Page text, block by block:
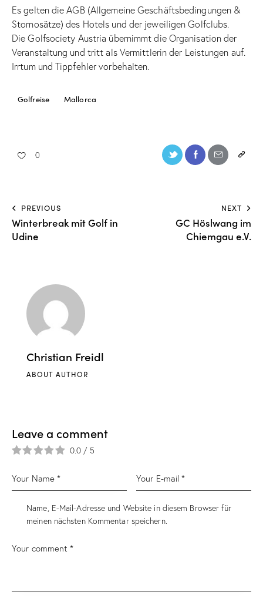
Es gelten die AGB (Allgemeine Geschäftsbedingungen &
Stornosätze) des Hotels und der jeweiligen Golfclubs.
Die Golfsociety Austria übernimmt die Organisation der
Veranstaltung und tritt als Vermittlerin der Leistungen auf.
Irrtum und Tippfehler vorbehalten.
Golfreise Mallorca
0
PREVIOUS
Winterbreak mit Golf in
Udine
NEXT
GC Höslwang im
Chiemgau e.V.
Christian Freidl
ABOUT AUTHOR
Leave a comment
0.0 / 5
Name, E-Mail-Adresse und Website in diesem Browser für
meinen nächsten Kommentar speichern.